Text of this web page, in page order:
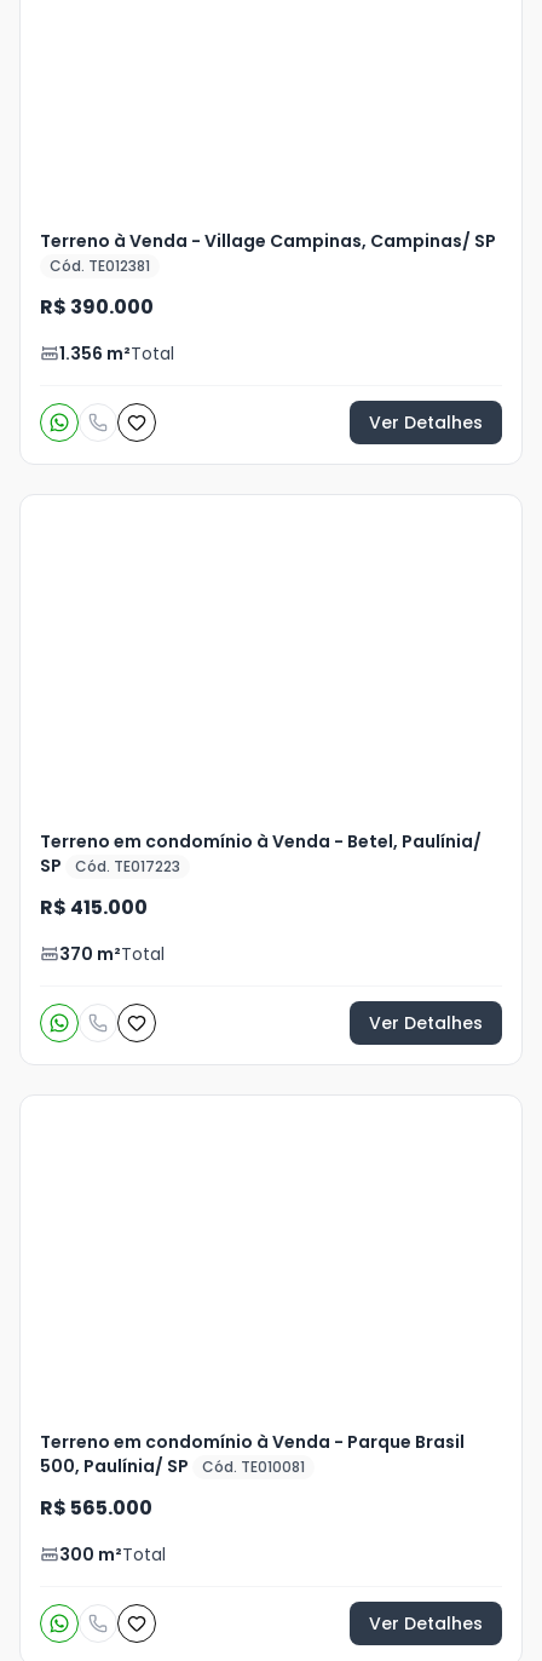
Terreno à Venda - Village Campinas, Campinas/ SP
Cód. TE012381
R$ 390.000
1.356 m²Total
Ver Detalhes
Terreno em condomínio à Venda - Betel, Paulínia/
SP
Cód. TE017223
R$ 415.000
370 m²Total
Ver Detalhes
Terreno em condomínio à Venda - Parque Brasil
500, Paulínia/ SP
Cód. TE010081
R$ 565.000
300 m²Total
Ver Detalhes